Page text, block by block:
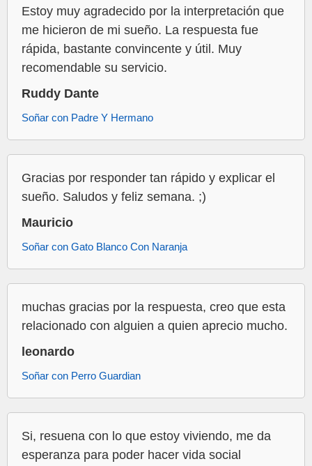
Estoy muy agradecido por la interpretación que
me hicieron de mi sueño. La respuesta fue
rápida, bastante convincente y útil. Muy
recomendable su servicio.
Ruddy Dante
Soñar con Padre Y Hermano
Gracias por responder tan rápido y explicar el
sueño. Saludos y feliz semana. ;)
Mauricio
Soñar con Gato Blanco Con Naranja
muchas gracias por la respuesta, creo que esta
relacionado con alguien a quien aprecio mucho.
leonardo
Soñar con Perro Guardian
Si, resuena con lo que estoy viviendo, me da
esperanza para poder hacer vida social